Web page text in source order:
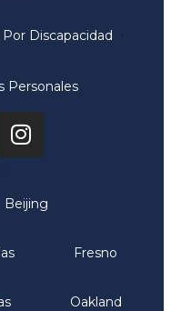
Discapacidad
Personales
Beijing
Fresno
Oakland